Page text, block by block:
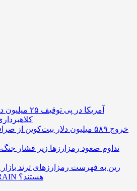
آمریکا در پی
خروج ۵۸۹ میلیون دلار بیت‌کوین از
تداوم صعود رمزارزها زیر فشار
رین به فهرست رمزارزهای ترند
پشت صعود قیمت RAIN هستند؟